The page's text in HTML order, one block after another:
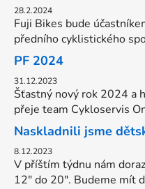
28.2.2024
Fuji Bikes bude
předního cyklistického
PF 2024
31.12.2023
Šťastný nový rok 2024 a
přeje team Cykloservis
Naskladnili jsme
8.12.2023
V příštím týdnu nám
12" do 20". Budeme mít